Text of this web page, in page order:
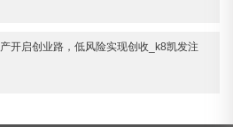
开启创业路，低风险实现创收_k8凯发注